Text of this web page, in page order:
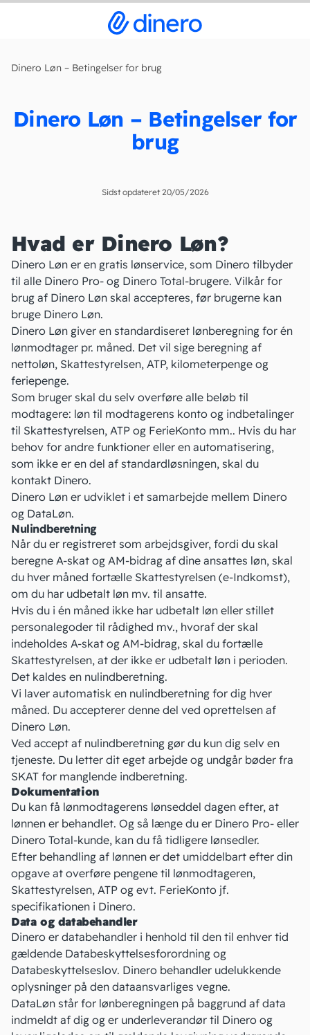
Dinero Løn – Betingelser for brug
Dinero Løn – Betingelser for
brug
Sidst opdateret 20/05/2026
Hvad er Dinero Løn?
Dinero Løn er en gratis lønservice, som Dinero tilbyder
til alle Dinero Pro- og Dinero Total-brugere. Vilkår for
brug af Dinero Løn skal accepteres, før brugerne kan
bruge Dinero Løn.
Dinero Løn giver en standardiseret lønberegning for én
lønmodtager pr. måned. Det vil sige beregning af
nettoløn, Skattestyrelsen, ATP, kilometerpenge og
feriepenge.
Som bruger skal du selv overføre alle beløb til
modtagere: løn til modtagerens konto og indbetalinger
til Skattestyrelsen, ATP og FerieKonto mm.. Hvis du har
behov for andre funktioner eller en automatisering,
som ikke er en del af standardløsningen, skal du
kontakt Dinero.
Dinero Løn er udviklet i et samarbejde mellem Dinero
og DataLøn.
Nulindberetning
Når du er registreret som arbejdsgiver, fordi du skal
beregne A-skat og AM-bidrag af dine ansattes løn, skal
du hver måned fortælle Skattestyrelsen (e-Indkomst),
om du har udbetalt løn mv. til ansatte.
Hvis du i én måned ikke har udbetalt løn eller stillet
personalegoder til rådighed mv., hvoraf der skal
indeholdes A-skat og AM-bidrag, skal du fortælle
Skattestyrelsen, at der ikke er udbetalt løn i perioden.
Det kaldes en nulindberetning.
Vi laver automatisk en nulindberetning for dig hver
måned. Du accepterer denne del ved oprettelsen af
Dinero Løn.
Ved accept af nulindberetning gør du kun dig selv en
tjeneste. Du letter dit eget arbejde og undgår bøder fra
SKAT for manglende indberetning.
Dokumentation
Du kan få lønmodtagerens lønseddel dagen efter, at
lønnen er behandlet. Og så længe du er Dinero Pro- eller
Dinero Total-kunde, kan du få tidligere lønsedler.
Efter behandling af lønnen er det umiddelbart efter din
opgave at overføre pengene til lønmodtageren,
Skattestyrelsen, ATP og evt. FerieKonto jf.
specifikationen i Dinero.
Data og databehandler
Dinero er databehandler i henhold til den til enhver tid
gældende Databeskyttelsesforordning og
Databeskyttelseslov. Dinero behandler udelukkende
oplysninger på den dataansvarliges vegne.
DataLøn står for lønberegningen på baggrund af data
indmeldt af dig og er underleverandør til Dinero og